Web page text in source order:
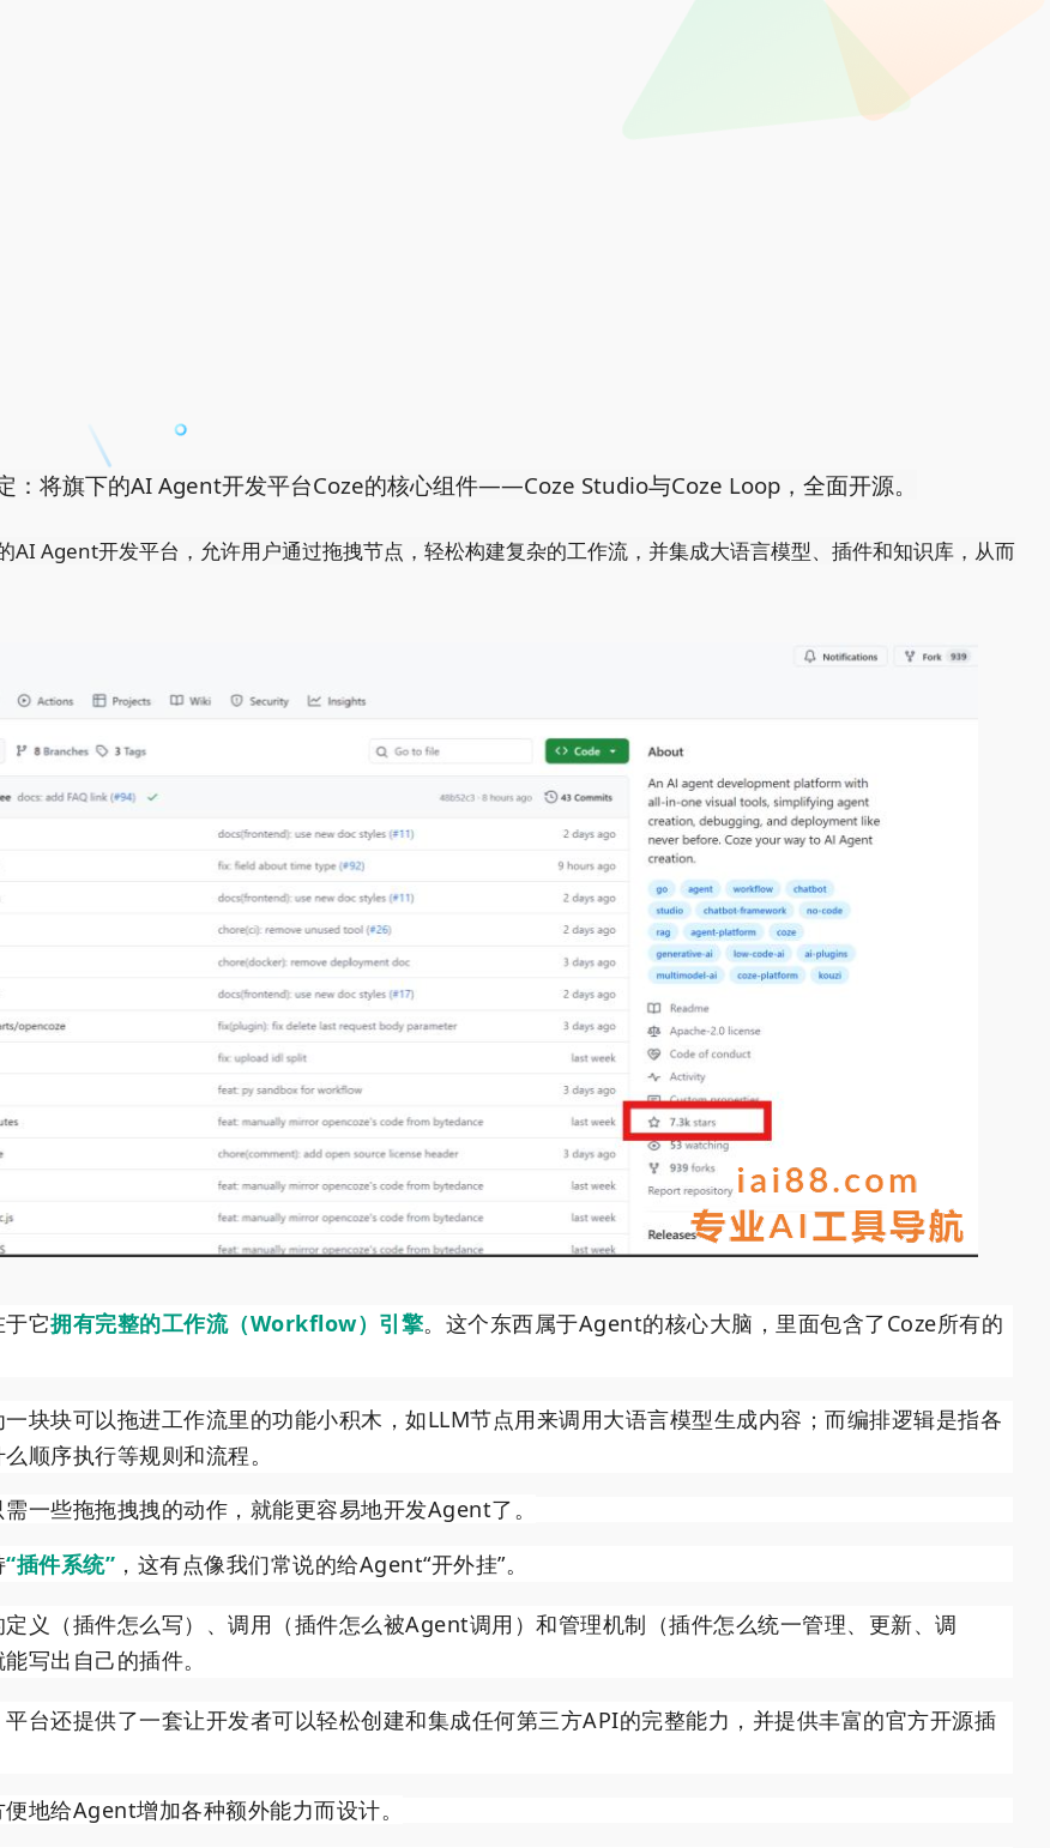
：将旗下的AI Agent开发平台Coze的核心组件——Coze Studio与Coze Loop，全面开源。
AI Agent开发平台，允许用户通过拖拽节点，轻松构建复杂的工作流，并集成大语言模型、插件和知识库，从而
它拥有完整的工作流（Workflow）引擎。这个东西属于Agent的核心大脑，里面包含了Coze所有的
块块可以拖进工作流里的功能小积木，如LLM节点用来调用大语言模型生成内容；而编排逻辑是指各
顺序执行等规则和流程。
一些拖拖拽拽的动作，就能更容易地开发Agent了。
“插件系统” ，这有点像我们常说的给Agent“开外挂”。
义（插件怎么写）、调用（插件怎么被Agent调用）和管理机制（插件怎么统一管理、更新、调
写出自己的插件。
台还提供了一套让开发者可以轻松创建和集成任何第三方API的完整能力，并提供丰富的官方开源插
地给Agent增加各种额外能力而设计。